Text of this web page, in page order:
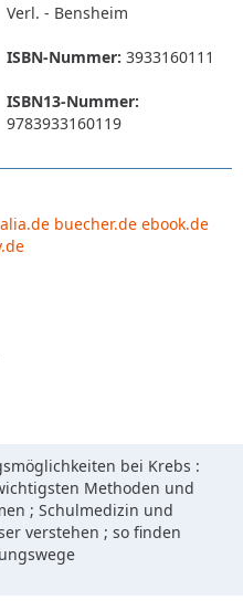
Verl. - Bensheim
ISBN-Nummer: 3933160111
ISBN13-Nummer:
9783933160119
buecher.de ebook.de
bei Krebs :
Methoden und
; Schulmedizin und
verstehen ; so finden